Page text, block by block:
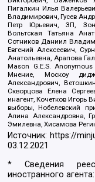
Пигалкин Илья
Владимирович, Гусев
Петр Юрьевич, ЗП,
Вольтская Татьяна
Сотников Даниил
Евгений Алексеевич,
Анатольевна, Арапова
Mason G.E.S.
Мнение, Москоу
Александрович,
Скворцова Елена
инагент, Кочетков Игорь
выборы, Нобелевский
Алина Александровна,
Эмилевна, Хисамова
Источник: https://
03.12.2021
* Сведения
иностранного агента: